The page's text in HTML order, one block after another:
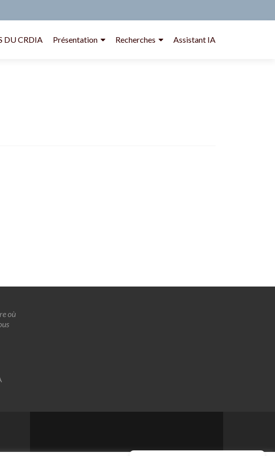
DU CRDIA Présentation Recherches Assistant IA
où